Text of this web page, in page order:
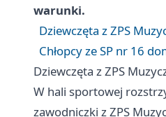
warunki.
Dziewczęta z ZPS
Chłopcy ze SP nr 16
Dziewczęta z ZPS
W hali sportowej
zawodniczki z ZPS